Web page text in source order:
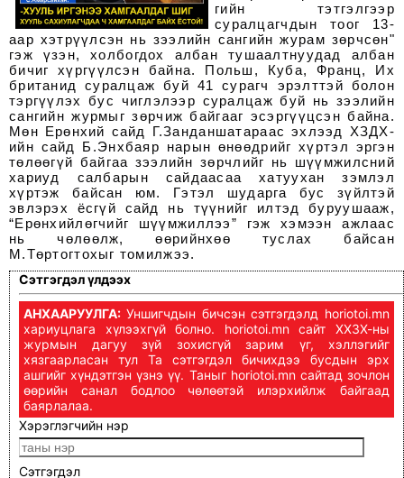
гийн тэтгэлгээр
суралцагчдын тоог 13-
аар хэтрүүлсэн нь зээлийн сангийн журам зөрчсөн"
гэж үзэн, холбогдох албан тушаалтнуудад албан
бичиг хүргүүлсэн байна. Польш, Куба, Франц, Их
британид суралцаж буй 41 сурагч эрэлттэй болон
тэргүүлэх бус чиглэлээр суралцаж буй нь зээлийн
сангийн журмыг зөрчиж байгааг эсэргүүцсэн байна.
Мөн Ерөнхий сайд Г.Занданшатараас эхлээд ХЗДХ-
ийн сайд Б.Энхбаяр нарын өнөөдрийг хүртэл эргэн
төлөөгүй байгаа зээлийн зөрчлийг нь шүүмжилсний
хариуд салбарын сайдаасаа хатуухан зэмлэл
хүртэж байсан юм. Гэтэл шударга бус зүйлтэй
эвлэрэх ёсгүй сайд нь түүнийг илтэд буруушааж,
“Ерөнхийлөгчийг шүүмжиллээ” гэж хэмээн ажлаас
нь чөлөөлж, өөрийнхөө туслах байсан
М.Төртогтохыг томилжээ.
Сэтгэгдэл үлдээх
АНХААРУУЛГА: Уншигчдын бичсэн сэтгэгдэлд horiotoi.mn
хариуцлага хүлээхгүй болно. horiotoi.mn сайт ХХЗХ-ны
журмын дагуу зүй зохисгүй зарим үг, хэллэгийг
хязгаарласан тул Та сэтгэгдэл бичихдээ бусдын эрх
ашгийг хүндэтгэн үзнэ үү. Таныг horiotoi.mn сайтад зочлон
өөрийн санал бодлоо чөлөөтэй илэрхийлж байгаад
баярлалаа.
Хэрэглэгчийн нэр
Сэтгэгдэл